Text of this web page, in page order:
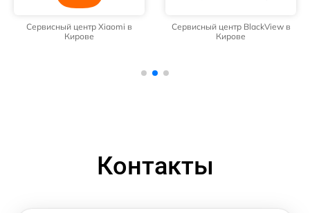
Сервисный центр Xiaomi в
Кирове
Сервисный центр BlackView в
Кирове
Контакты